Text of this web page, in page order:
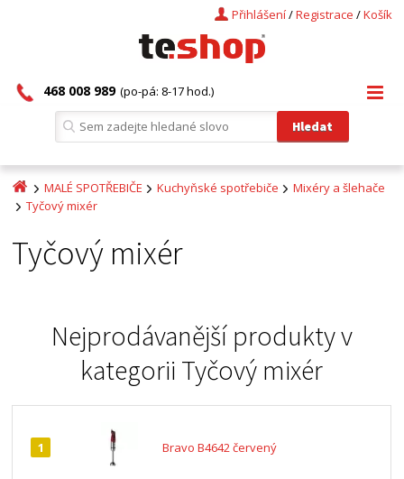
Košík
/
Registrace
/
Přihlášení
468 008 989 (po-pá: 8-17 hod.)
MALÉ SPOTŘEBIČE Kuchyňské spotřebiče
Mixéry a šlehače
Tyčový mixér
Tyčový mixér
Nejprodávanější produkty v
kategorii Tyčový mixér
1 Bravo B4642 červený